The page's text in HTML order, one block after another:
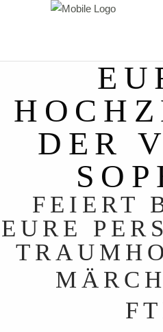
DER
FEIERT
EURE